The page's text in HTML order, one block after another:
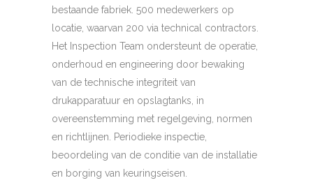
bestaande fabriek. 500 medewerkers op
locatie, waarvan 200 via technical contractors.
Het Inspection Team ondersteunt de operatie,
onderhoud en engineering door bewaking
van de technische integriteit van
drukapparatuur en opslagtanks, in
overeenstemming met regelgeving, normen
en richtlijnen. Periodieke inspectie,
beoordeling van de conditie van de installatie
en borging van keuringseisen.